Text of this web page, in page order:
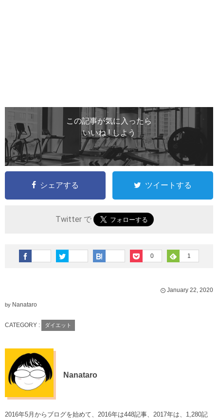
この記事が気に入ったら
いいね ! しよう
シェアする ツイートする
Twitter で
0 1
January 22, 2020
by Nanataro
CATEGORY : ダイエット
Nanataro
2016年5月からブログを始めて、2016年は448記事、2017年は、1,280記